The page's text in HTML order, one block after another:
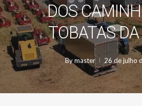
DOS
TOBATAS
Bymaster 26 de julho